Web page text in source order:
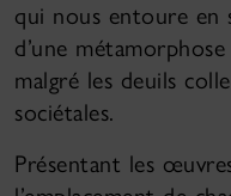
qui nous entoure en
d’une
malgré les deuils
sociétales.
Présentant les